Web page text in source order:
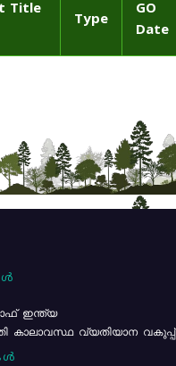
Title
Type
GO
Date
ഇന്ത്യ
കാലാവസ്ഥ വ്യതിയാന വകുപ്പ്